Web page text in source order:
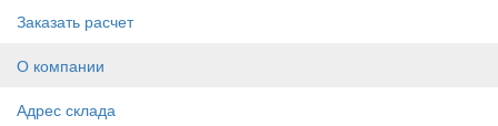
Заказать расчет
О компании
Адрес склада